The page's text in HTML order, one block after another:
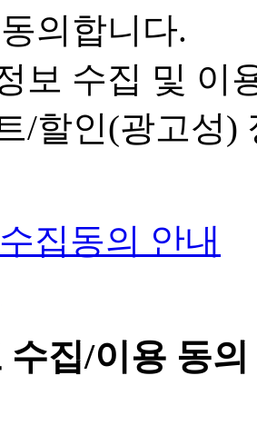
의합니다.
보 수집 및 이
/할인(광고성)
집동의 안내
수집/이용 동